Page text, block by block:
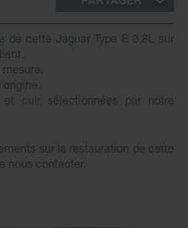
de cette Jaguar Type E 3,8L sur
et cuir sélectionnées par notre
sur la restauration de cette
nous contacter.